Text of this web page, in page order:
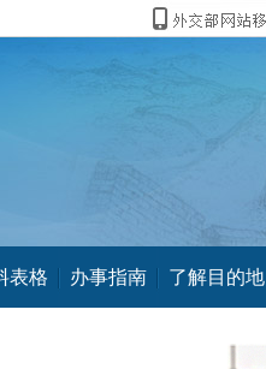
表格 办事指南 了解目的地